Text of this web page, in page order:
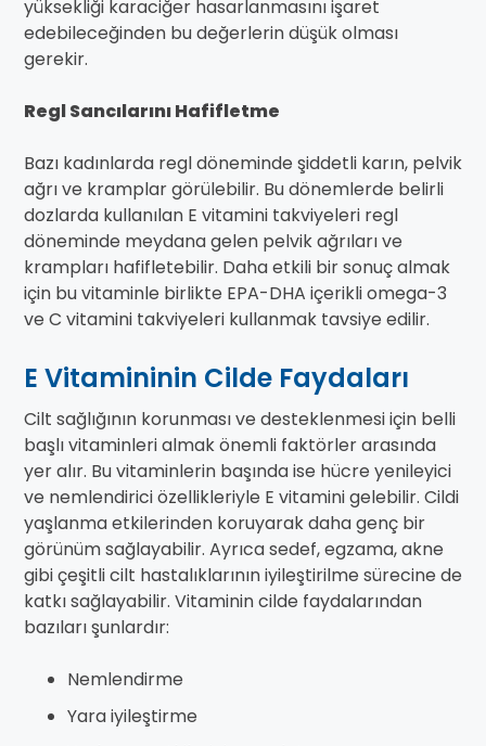
yüksekliği karaciğer hasarlanmasını işaret
edebileceğinden bu değerlerin düşük olması
gerekir.
Regl Sancılarını Hafifletme
Bazı kadınlarda regl döneminde şiddetli karın, pelvik
ağrı ve kramplar görülebilir. Bu dönemlerde belirli
dozlarda kullanılan E vitamini takviyeleri regl
döneminde meydana gelen pelvik ağrıları ve
krampları hafifletebilir. Daha etkili bir sonuç almak
için bu vitaminle birlikte EPA-DHA içerikli omega-3
ve C vitamini takviyeleri kullanmak tavsiye edilir.
E Vitamininin Cilde Faydaları
Cilt sağlığının korunması ve desteklenmesi için belli
başlı vitaminleri almak önemli faktörler arasında
yer alır. Bu vitaminlerin başında ise hücre yenileyici
ve nemlendirici özellikleriyle E vitamini gelebilir. Cildi
yaşlanma etkilerinden koruyarak daha genç bir
görünüm sağlayabilir. Ayrıca sedef, egzama, akne
gibi çeşitli cilt hastalıklarının iyileştirilme sürecine de
katkı sağlayabilir. Vitaminin cilde faydalarından
bazıları şunlardır:
Nemlendirme
Yara iyileştirme